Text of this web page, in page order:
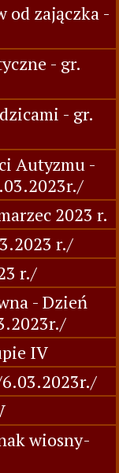
od zajączka -
- gr.
- gr.
Autyzmu -
2023 r.
r./
r./
- Dzień
IV
wiosny-